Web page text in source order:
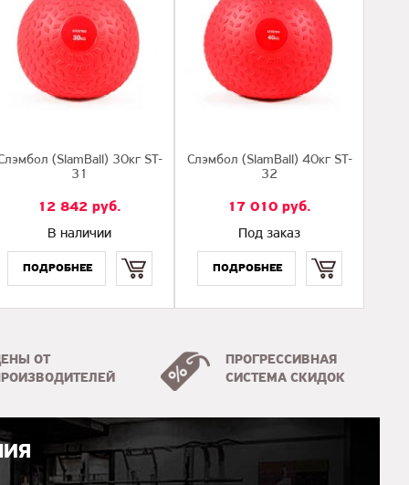
(SlamBall) 30кг ST-
31
12 842 руб.
В наличии
Слэмбол (SlamBall) 40кг ST-
32
17 010 руб.
Под заказ
ОТ
ПРОГРЕССИВНАЯ
СИСТЕМА СКИДОК